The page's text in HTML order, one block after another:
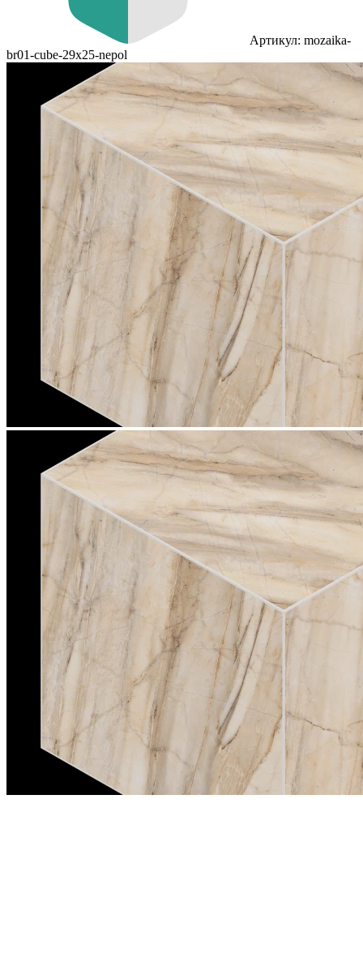
Артикул: mozaika-
br01-cube-29x25-nepol